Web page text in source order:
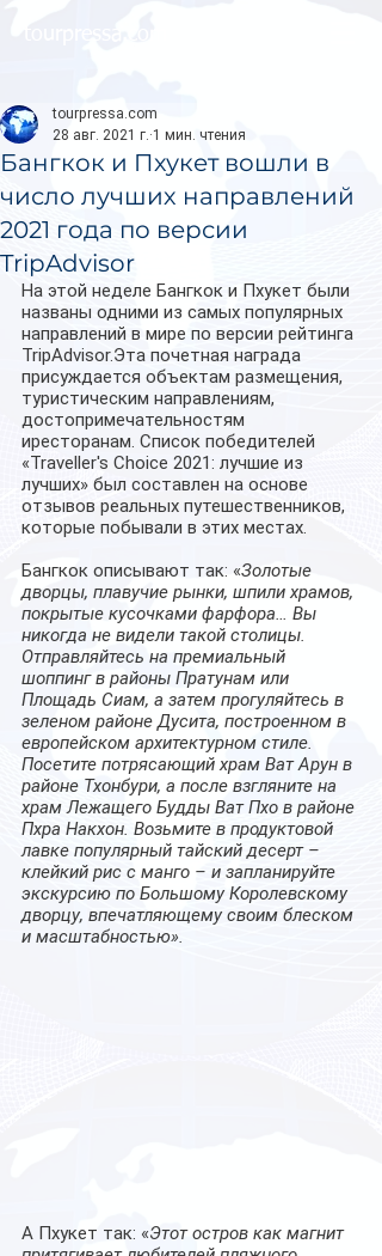
Бангкок и Пхукет вошли в
число лучших направлений
2021 года по версии
TripAdvisor
tourpressa.com
28 авг. 2021 г. 1 мин. чтения
На этой неделе Бангкок и Пхукет были
названы одними из самых популярных
направлений в мире по версии рейтинга
TripAdvisor.Эта почетная награда
присуждается объектам размещения,
туристическим направлениям,
достопримечательностям
иресторанам. Список победителей
«Traveller's Choice 2021: лучшие из
лучших» был составлен на основе
отзывов реальных путешественников,
которые побывали в этих местах.
Бангкок описывают так: «Золотые
дворцы, плавучие рынки, шпили храмов,
покрытые кусочками фарфора… Вы
никогда не видели такой столицы.
Отправляйтесь на премиальный
шоппинг в районы Пратунам или
Площадь Сиам, а затем прогуляйтесь в
зеленом районе Дусита, построенном в
европейском архитектурном стиле.
Посетите потрясающий храм Ват Арун в
районе Тхонбури, а после взгляните на
храм Лежащего Будды Ват Пхо в районе
Пхра Накхон. Возьмите в продуктовой
лавке популярный тайский десерт –
клейкий рис с манго – и запланируйте
экскурсию по Большому Королевскому
дворцу, впечатляющему своим блеском
и масштабностью».
А Пхукет так: «Этот остров как магнит